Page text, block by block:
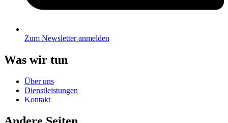
Zum Newsletter anmelden
Was wir tun
Über uns
Dienstleistungen
Kontakt